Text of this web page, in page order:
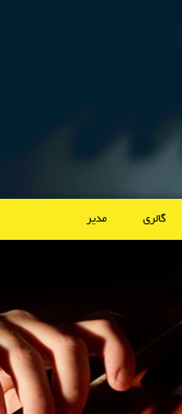
گالری مدیر